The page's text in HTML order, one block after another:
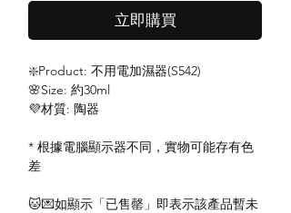
立即購買
❇️Product: 不用電加濕器(S542)
🌸Size: 約30ml
💜材質: 陶器
* 根據電腦顯示器不同，實物可能存有色
差
🐱💌如顯示「已售罄」即表示該產品暫未